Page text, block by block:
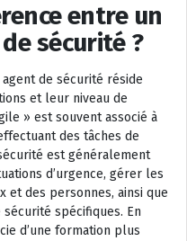
entre un
sécurité ?
de sécurité réside
et leur niveau de
» est souvent associé à
des tâches de
est généralement
d’urgence, gérer les
et des personnes, ainsi que
spécifiques. En
d’une formation plus